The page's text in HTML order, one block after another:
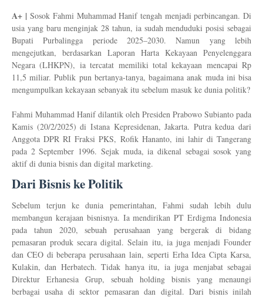
A+ |Sosok Fahmi Muhammad Hanif tengah menjadi perbincangan. Di
usia yang baru menginjak 28 tahun, ia sudah menduduki posisi sebagai
Bupati Purbalingga periode 2025–2030. Namun yang lebih
mengejutkan, berdasarkan Laporan Harta Kekayaan Penyelenggara
Negara (LHKPN), ia tercatat memiliki total kekayaan mencapai Rp
11,5 miliar. Publik pun bertanya-tanya, bagaimana anak muda ini bisa
mengumpulkan kekayaan sebanyak itu sebelum masuk ke dunia politik?
Fahmi Muhammad Hanif dilantik oleh Presiden Prabowo Subianto pada
Kamis (20/2/2025) di Istana Kepresidenan, Jakarta. Putra kedua dari
Anggota DPR RI Fraksi PKS, Rofik Hananto, ini lahir di Tangerang
pada 2 September 1996. Sejak muda, ia dikenal sebagai sosok yang
aktif di dunia bisnis dan digital marketing.
Dari Bisnis ke Politik
Sebelum terjun ke dunia pemerintahan, Fahmi sudah lebih dulu
membangun kerajaan bisnisnya. Ia mendirikan PT Erdigma Indonesia
pada tahun 2020, sebuah perusahaan yang bergerak di bidang
pemasaran produk secara digital. Selain itu, ia juga menjadi Founder
dan CEO di beberapa perusahaan lain, seperti Erha Idea Cipta Karsa,
Kulakin, dan Herbatech. Tidak hanya itu, ia juga menjabat sebagai
Direktur Erhanesia Grup, sebuah holding bisnis yang menaungi
berbagai usaha di sektor pemasaran dan digital. Dari bisnis inilah